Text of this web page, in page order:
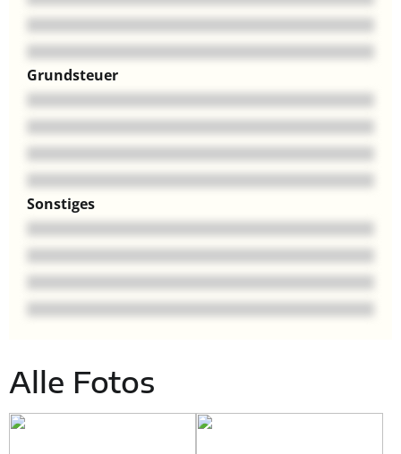
Grundsteuer
Sonstiges
Alle Fotos